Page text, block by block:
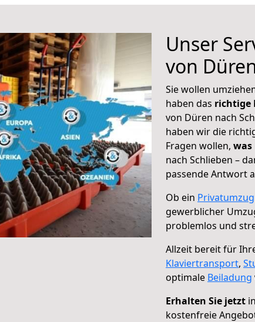
Unser
von
Sie wollen
haben das richtige
von Düren nach
haben wir die
Fragen wollen, was
nach Schlieben –
passende Antwort
Ob ein Privatumzug
gewerblicher
problemlos und
Allzeit bereit für
Klaviertransport,
optimale Beiladung
Erhalten Sie jetzt
kostenfreie